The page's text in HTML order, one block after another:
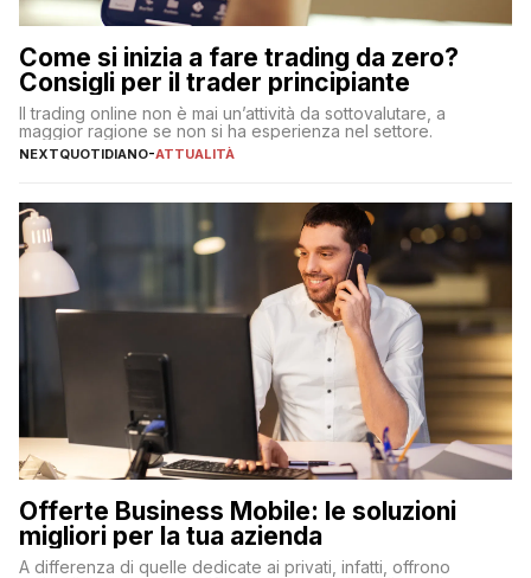
Come si inizia a fare trading da zero?
Consigli per il trader principiante
Il trading online non è mai un’attività da sottovalutare, a
maggior ragione se non si ha esperienza nel settore.
NEXTQUOTIDIANO-ATTUALITÀ
Offerte Business Mobile: le soluzioni
migliori per la tua azienda
A differenza di quelle dedicate ai privati, infatti, offrono